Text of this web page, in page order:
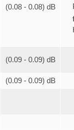
(0.08 - 0.08) dB
(0.09 - 0.09) dB
(0.09 - 0.09) dB